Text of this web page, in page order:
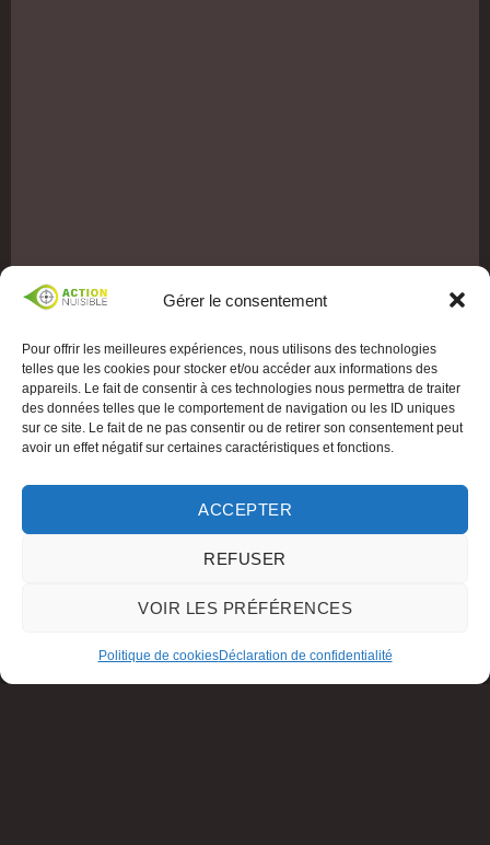
Gérer le consentement
Pour offrir les meilleures expériences, nous utilisons des technologies
telles que les cookies pour stocker et/ou accéder aux informations des
appareils. Le fait de consentir à ces technologies nous permettra de traiter
des données telles que le comportement de navigation ou les ID uniques
sur ce site. Le fait de ne pas consentir ou de retirer son consentement peut
avoir un effet négatif sur certaines caractéristiques et fonctions.
ACCEPTER
REFUSER
VOIR LES PRÉFÉRENCES
Politique de cookiesDéclaration de confidentialité